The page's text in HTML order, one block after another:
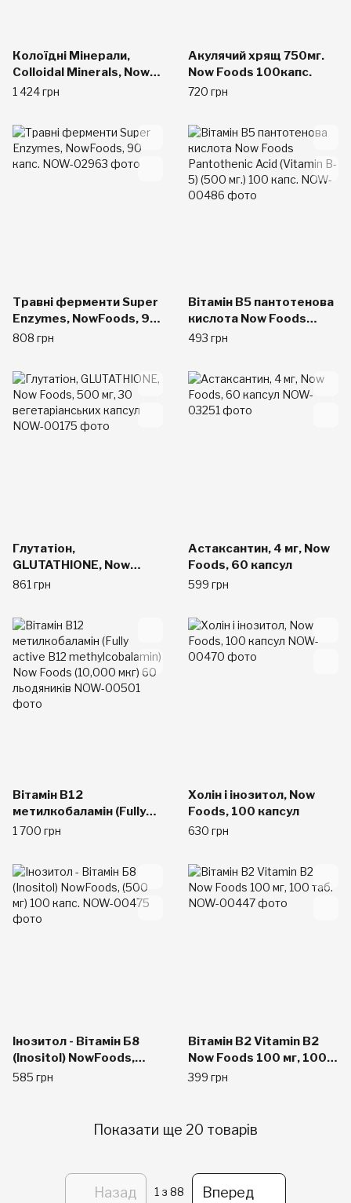
Колоїдні Мінерали,
Colloidal Minerals, Now
Foods, 946 мл
1 424 грн
Акулячий хрящ 750мг.
Now Foods 100капс.
720 грн
Травні ферменти Super
Enzymes, NowFoods, 90
капс.
808 грн
Вітамін В5 пантотенова
кислота Now Foods
Pantothenic Acid
100 капс.
493 грн
Глутатіон,
GLUTATHIONE, Now
Foods, 500 мг, 30
861 грн
Астаксантин, 4 мг, Now
Foods, 60 капсул
599 грн
Вітамін В12
метилкобаламін (Fully
active B12
Foods (10,000 мкг) 60
льодяників
1 700 грн
Холін і інозитол, Now
Foods, 100 капсул
630 грн
Інозитол - Вітамін Б8
(Inositol) NowFoods,
(500 мг) 100 капс.
585 грн
Вітамін В2 Vitamin B2
Now Foods 100 мг, 100
таб.
399 грн
Показати ще 20 товарів
Назад 1 з 88 Вперед